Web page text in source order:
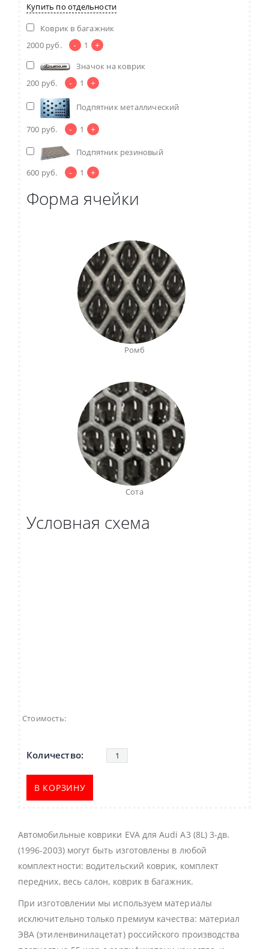
Купить по отдельности
Коврик в багажник
2000 руб. - 1 +
Значок на коврик
200 руб. - 1 +
Подпятник металлический
700 руб. - 1 +
Подпятник резиновый
600 руб. - 1 +
Форма ячейки
Ромб
Сота
Условная схема
Стоимость:
В КОРЗИНУ
Автомобильные коврики EVA для Audi A3 (8L) 3-дв.
(1996-2003) могут быть изготовлены в любой
комплектности: водительский коврик, комплект
передних, весь салон, коврик в багажник.
При изготовлении мы используем материалы
исключительно только премиум качества: материал
ЭВА (этиленвинилацетат) российского производства